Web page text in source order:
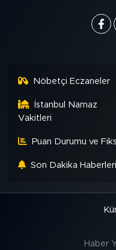
Nöbetçi Eczaneler
İstanbul Namaz
Vakitleri
Puan Durumu ve
Son Dakika Haberleri
Haber